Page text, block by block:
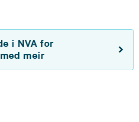
i NVA for
meir